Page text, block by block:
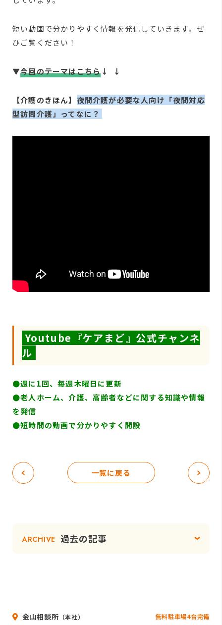
短い動画で分かりやすく情報を発信していきます。ぜ
ひご覧ください！
▼今回のテーマはこちら↓ ↓
【介護のきほん】 夜間介護が必要な人向け「夜間対応
型訪問介護」ってなに？
Youtube『ケアまど』公式チャンネ
ル
●週に1回、毎週木曜日に更新
●老人ホーム、介護、高齢者などに関する知識や情報
を発信
●短時間の動画で分かりやすく開設
一覧に戻る
ARCHIVE 過去の記事
金山相談所 （本社） 無料駐車場4台完備